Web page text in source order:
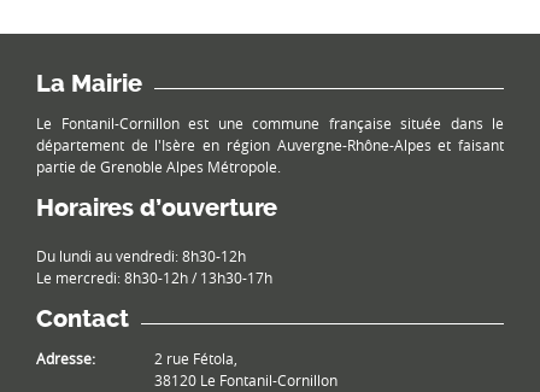
La Mairie
Le Fontanil-Cornillon est une commune française située dans le
département de l'Isère en région Auvergne-Rhône-Alpes et faisant
partie de Grenoble Alpes Métropole.
Horaires d’ouverture
Du lundi au vendredi: 8h30-12h
Le mercredi: 8h30-12h / 13h30-17h
Contact
Adresse:
2 rue Fétola,
38120 Le Fontanil-Cornillon